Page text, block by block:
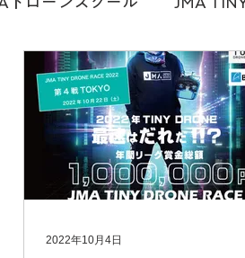
ドローンスクール メディア情
ーンショー 講演勉強会
2022年10月4日